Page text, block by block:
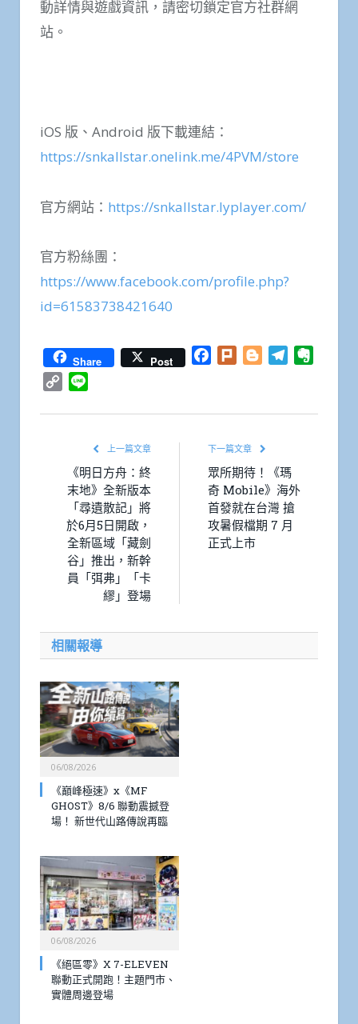
動詳情與遊戲資訊，請密切鎖定官方社群網
站。
iOS 版、Android 版下載連結：
https://snkallstar.onelink.me/4PVM/store
官方網站： https://snkallstar.lyplayer.com/
官方粉絲團：
https://www.facebook.com/profile.php?
id=61583738421640
Share Post Facebook
Plurk BloggerTelegram
Copy
上一篇文章
《明日方舟：終
末地》全新版本
「尋遺散記」將
於6月5日開啟，
全新區域「藏劍
谷」推出，新幹
員「弭弗」「卡
繆」登場
下一篇文章
眾所期待！《瑪
奇 Mobile》海外
首發就在台灣 搶
攻暑假檔期 7 月
正式上市
相關報導
06/08/2026
《巔峰極速》x《MF
GHOST》8/6 聯動震撼登
場！ 新世代山路傳說再臨
06/08/2026
《絕區零》X 7-ELEVEN
聯動正式開跑！主題門市、
實體周邊登場